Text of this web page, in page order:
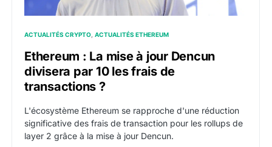
ACTUALITÉS CRYPTO ACTUALITÉS ETHEREUM
Ethereum : La mise à jour Dencun
divisera par 10 les frais de
transactions ?
L'écosystème Ethereum se rapproche d'une réduction
significative des frais de transaction pour les rollups de
layer 2 grâce à la mise à jour Dencun.